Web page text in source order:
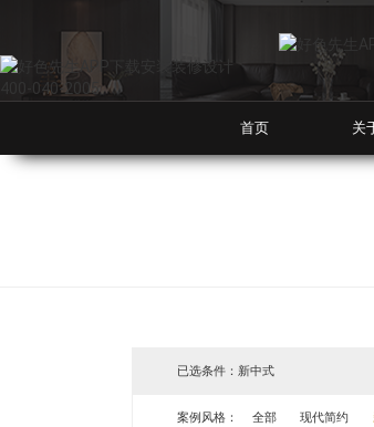
好色网址,好色先生
400-040-2005
首页 关
已选条件：新中式
案例风格： 全部 现代简约